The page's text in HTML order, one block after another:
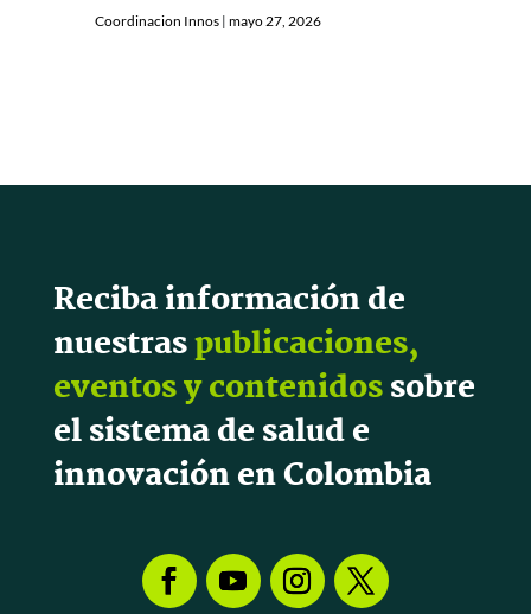
Coordinacion Innos | mayo 27, 2026
Reciba información de
nuestraspublicaciones,
eventos y contenidossobre
el sistema de salud e
innovación en Colombia